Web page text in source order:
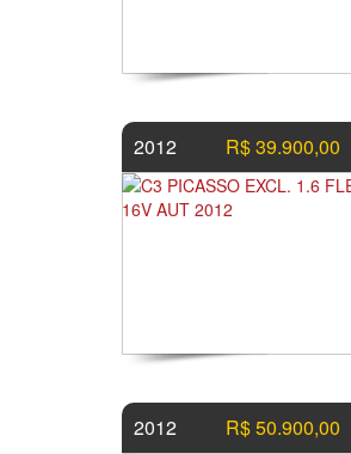
2012 R$ 39.900,00
2012 R$ 50.900,00